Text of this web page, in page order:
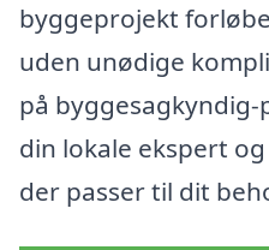
byggeprojekt
uden unødige
på
din lokale ekspert
der passer til dit